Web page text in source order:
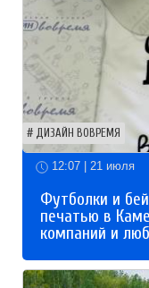
ДИЗАЙН ВОВРЕМЯ
12:07 | 21 июля
Футболки и
печатью в
компаний и